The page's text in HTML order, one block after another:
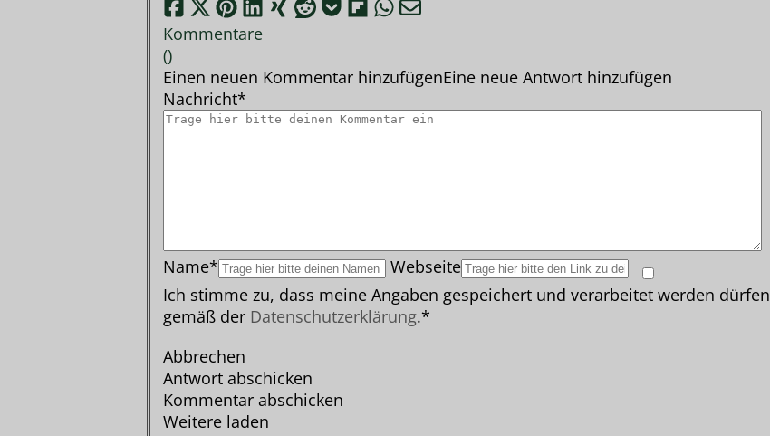
Kommentare
()
Einen neuen Kommentar hinzufügenEine neue Antwort hinzufügen
Nachricht*
Name*
Webseite
Ich stimme zu, dass meine Angaben gespeichert und verarbeitet werden dürfen
gemäß der Datenschutzerklärung.*
Abbrechen
Antwort abschicken
Kommentar abschicken
Weitere laden